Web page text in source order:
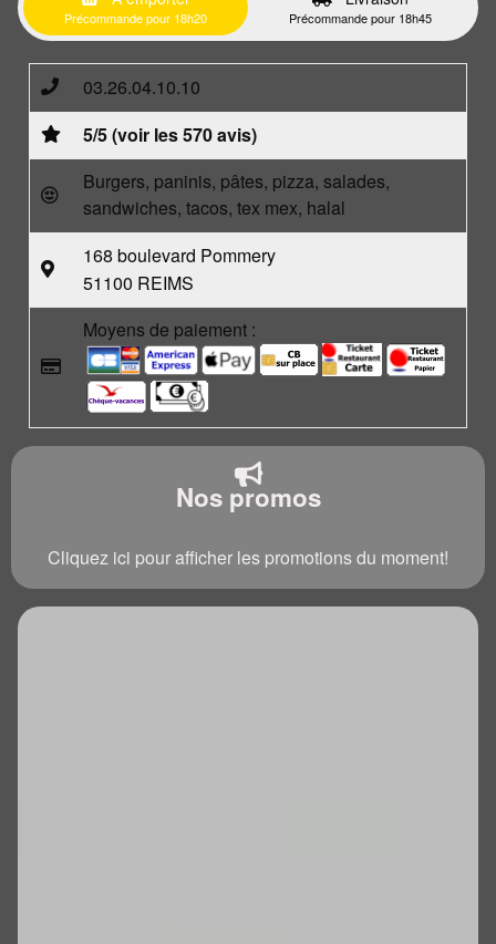
Précommande pour 18h20 Précommande pour 18h45
03.26.04.10.10
5/5 (voir les 570 avis)
Burgers, paninis, pâtes, pizza, salades,
sandwiches, tacos, tex mex, halal
168 boulevard Pommery
51100 REIMS
Moyens de paiement :
Nos promos
Cliquez ici pour afficher les promotions du moment!